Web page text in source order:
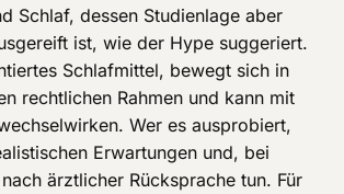
Schlaf, dessen Studienlage aber
ist, wie der Hype suggeriert.
Schlafmittel, bewegt sich in
rechtlichen Rahmen und kann mit
Wer es ausprobiert,
Erwartungen und, bei
ärztlicher Rücksprache tun. Für